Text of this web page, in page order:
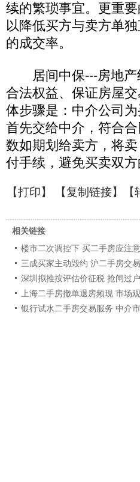
续的繁琐事宜。更重
以降低买方与卖方单
的成交率。
居间中保---房地产
合法权益、保证房屋
体步骤是：中介公司
首先交给中介，符合
数如期划给卖方，将
付手续，避免买卖双
【打印】 【复制链接】【
相关链接
楼市二次调控下 买二手房应注
三成买家主动毁约 沪二手房交
深圳拟推按评估价征税 抢闸过
上海二手房撤单退房频现 市场
银行试水二手房交易服务 中介